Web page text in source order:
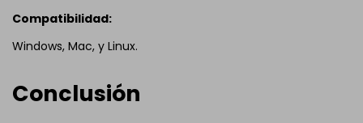
Compatibilidad:
Windows, Mac, y Linux.
Conclusión